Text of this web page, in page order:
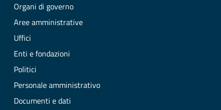
Organi di governo
Aree amministrative
Uffici
Enti e fondazioni
Politici
Personale amministrativo
Documenti e dati